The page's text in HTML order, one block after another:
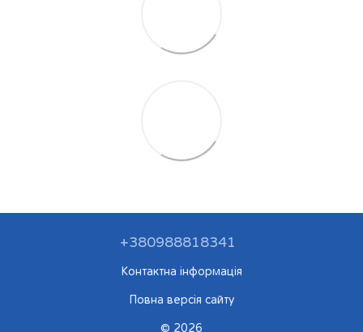
+380988818341
Контактна інформація
Повна версія сайту
© 2026